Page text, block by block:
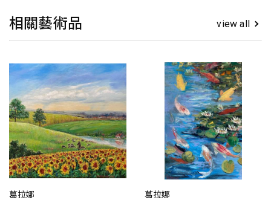
相關藝術品 view all
葛拉娜 葛拉娜